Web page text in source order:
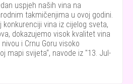
uspjeh naših vina na
takmičenjima u ovoj godini.
konkurenciji vina iz cijelog sveta,
dokazujemo visok kvalitet vina
i Crnu Goru visoko
mapi svijeta , navode iz "13. Jul-